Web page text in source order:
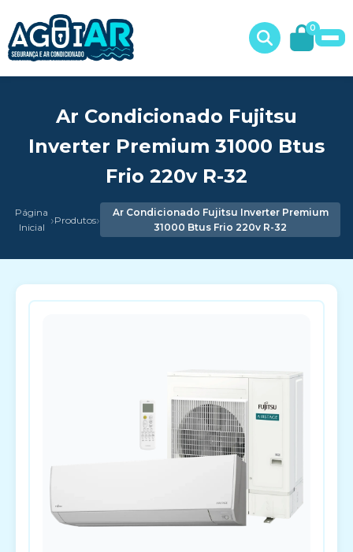
0
Ar Condicionado Fujitsu
Inverter Premium 31000 Btus
Frio 220v R-32
Página
Inicial ›Produtos›
Ar Condicionado Fujitsu Inverter Premium
31000 Btus Frio 220v R-32